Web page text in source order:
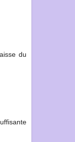
du